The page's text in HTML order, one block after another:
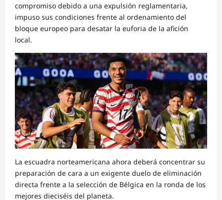
compromiso debido a una expulsión reglamentaria,
impuso sus condiciones frente al ordenamiento del
bloque europeo para desatar la euforia de la afición
local.
La escuadra norteamericana ahora deberá concentrar su
preparación de cara a un exigente duelo de eliminación
directa frente a la selección de Bélgica en la ronda de los
mejores dieciséis del planeta.